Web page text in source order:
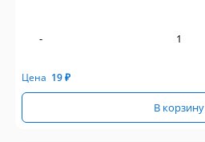
-
Цена 19₽
В корзину